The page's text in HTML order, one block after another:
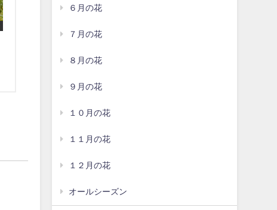
６月の花
７月の花
８月の花
９月の花
１０月の花
１１月の花
１２月の花
オールシーズン